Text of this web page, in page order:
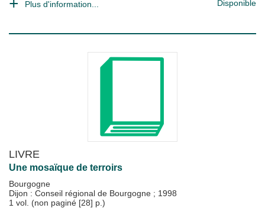
Plus d'information... Disponible
LIVRE
Une mosaïque de terroirs
Bourgogne
Dijon : Conseil régional de Bourgogne ; 1998
1 vol. (non paginé [28] p.)